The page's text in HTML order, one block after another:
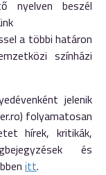
nyelven beszél
a többi határon
színházi
jelenik
folyamatosan
hírek, kritikák,
és
itt.